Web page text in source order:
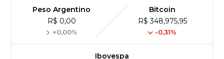
Peso Argentino
R$ 0,00
+0,00%
Bitcoin
R$ 348,975,95
-0,31%
Ibovespa